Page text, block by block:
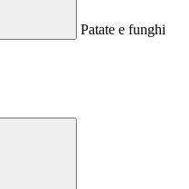
Patate e funghi